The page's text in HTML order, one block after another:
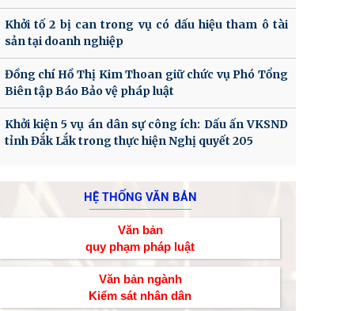
Khởi tố 2 bị can trong vụ có dấu hiệu tham ô tài
sản tại doanh nghiệp
Đồng chí Hồ Thị Kim Thoan giữ chức vụ Phó Tổng
Biên tập Báo Bảo vệ pháp luật
Khởi kiện 5 vụ án dân sự công ích: Dấu ấn VKSND
tỉnh Đắk Lắk trong thực hiện Nghị quyết 205
HỆ THỐNG VĂN BẢN
Văn bản
quy phạm pháp luật
Văn bản ngành
Kiểm sát nhân dân